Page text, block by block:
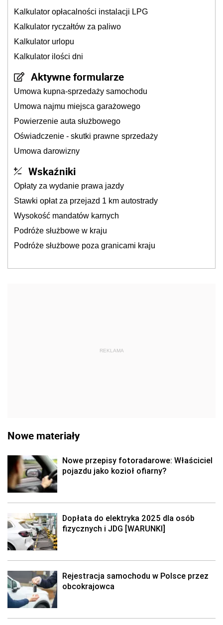
Kalkulator opłacalności instalacji LPG
Kalkulator ryczałtów za paliwo
Kalkulator urlopu
Kalkulator ilości dni
Aktywne formularze
Umowa kupna-sprzedaży samochodu
Umowa najmu miejsca garażowego
Powierzenie auta służbowego
Oświadczenie - skutki prawne sprzedaży
Umowa darowizny
Wskaźniki
Opłaty za wydanie prawa jazdy
Stawki opłat za przejazd 1 km autostrady
Wysokość mandatów karnych
Podróże służbowe w kraju
Podróże służbowe poza granicami kraju
REKLAMA
Nowe materiały
Nowe przepisy fotoradarowe: Właściciel
pojazdu jako kozioł ofiarny?
Dopłata do elektryka 2025 dla osób
fizycznych i JDG [WARUNKI]
Rejestracja samochodu w Polsce przez
obcokrajowca